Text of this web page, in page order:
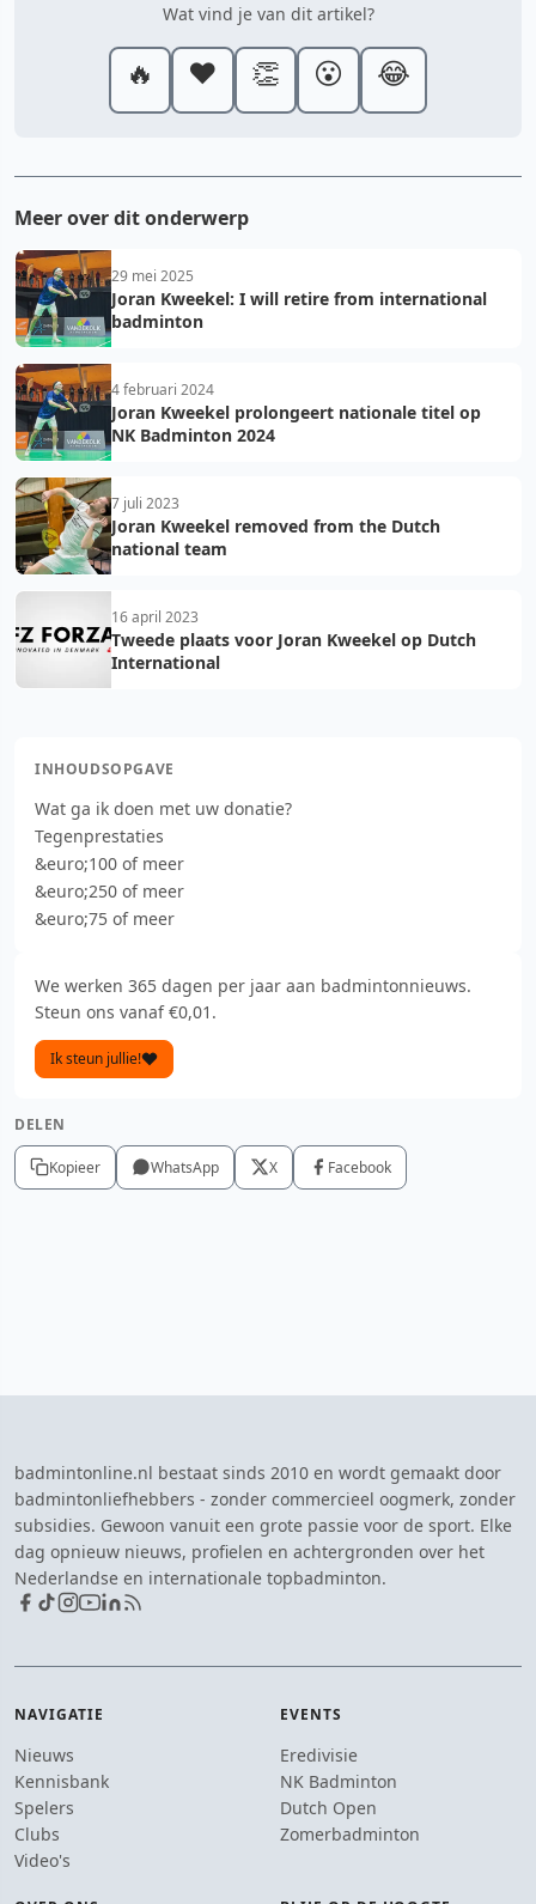
Wat vind je van dit artikel?
🔥 ❤️ 👏 😮 😂
Meer over dit onderwerp
29 mei 2025
Joran Kweekel: I will retire from international
badminton
4 februari 2024
Joran Kweekel prolongeert nationale titel op
NK Badminton 2024
7 juli 2023
Joran Kweekel removed from the Dutch
national team
16 april 2023
Tweede plaats voor Joran Kweekel op Dutch
International
INHOUDSOPGAVE
Wat ga ik doen met uw donatie?
Tegenprestaties
&euro;100 of meer
&euro;250 of meer
&euro;75 of meer
We werken 365 dagen per jaar aan badmintonnieuws.
Steun ons vanaf €0,01.
Ik steun jullie!
DELEN
Kopieer WhatsApp X Facebook
badmintonline.nl bestaat sinds 2010 en wordt gemaakt door
badmintonliefhebbers - zonder commercieel oogmerk, zonder
subsidies. Gewoon vanuit een grote passie voor de sport. Elke
dag opnieuw nieuws, profielen en achtergronden over het
Nederlandse en internationale topbadminton.
NAVIGATIE
Nieuws
Kennisbank
Spelers
Clubs
Video's
EVENTS
Eredivisie
NK Badminton
Dutch Open
Zomerbadminton